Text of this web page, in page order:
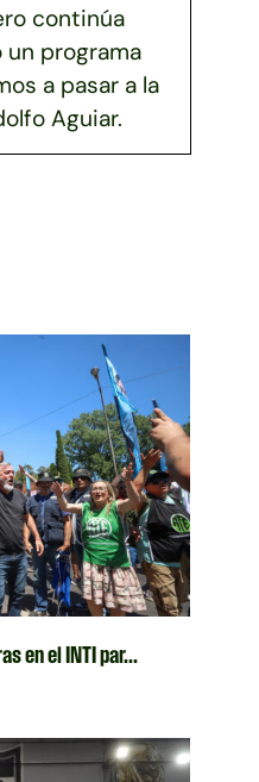
continúa
un programa
a pasar a la
Aguiar.
en el INTI par...